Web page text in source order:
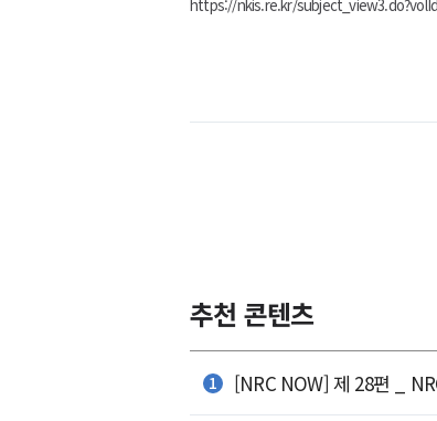
https://nkis.re.kr/
추천 콘텐츠
[NRC NOW] 제 28편 _